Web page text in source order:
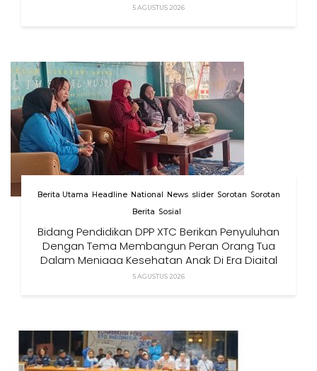
5 AGUSTUS 2026
Berita Utama Headline National News slider Sorotan Sorotan
Berita Sosial
Bidang Pendidikan DPP XTC Berikan Penyuluhan
Dengan Tema Membangun Peran Orang Tua
Dalam Menjaga Kesehatan Anak Di Era Digital
5 AGUSTUS 2026